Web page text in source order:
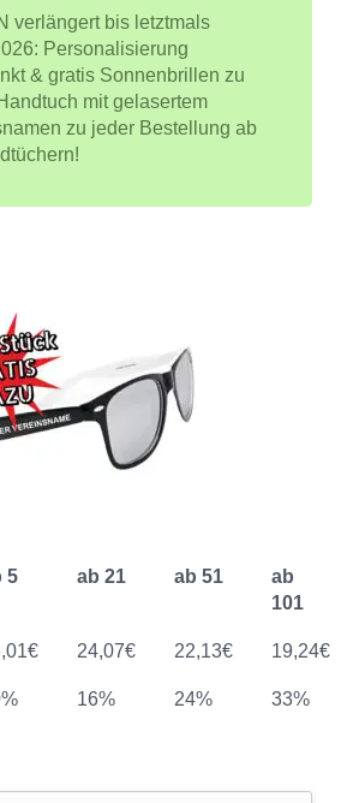
verlängert bis letztmals
Personalisierung
& gratis Sonnenbrillen zu
mit gelasertem
zu jeder Bestellung ab
5 ab 21 ab 51
ab
101
24,07€ 22,13€ 19,24€
16% 24% 33%